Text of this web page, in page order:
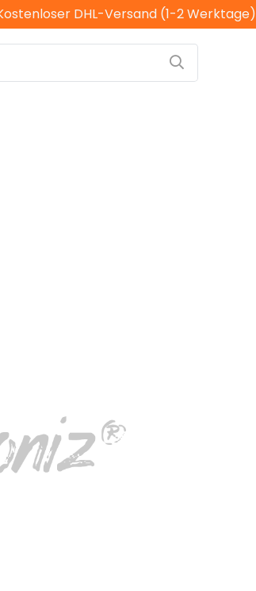
DHL-Versand (1-2 Werktage)